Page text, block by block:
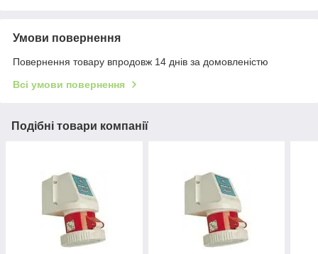
Умови повернення
Повернення товару впродовж 14 днів за домовленістю
Всі умови повернення
Подібні товари компанії